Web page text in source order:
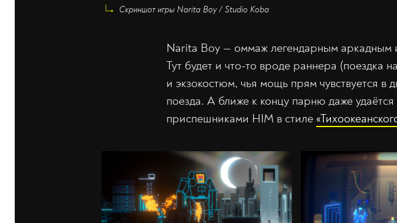
Скриншот игры Narita Boy / Studio Koba
Narita Boy — оммаж легендарным
Тут будет и что-то вроде раннера (поездка
и экзокостюм, чья мощь прям чувствуется
поезда. А ближе к концу парню даже
приспешниками HIM в стиле